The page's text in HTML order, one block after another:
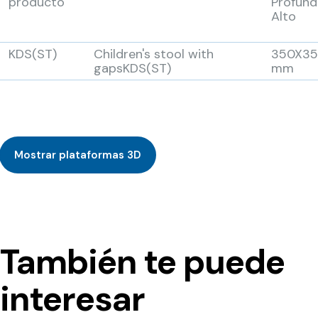
Alto
KDS(ST)
Children's stool with
gapsKDS(ST)
mm
Mostrar plataformas 3D
También te puede
interesar